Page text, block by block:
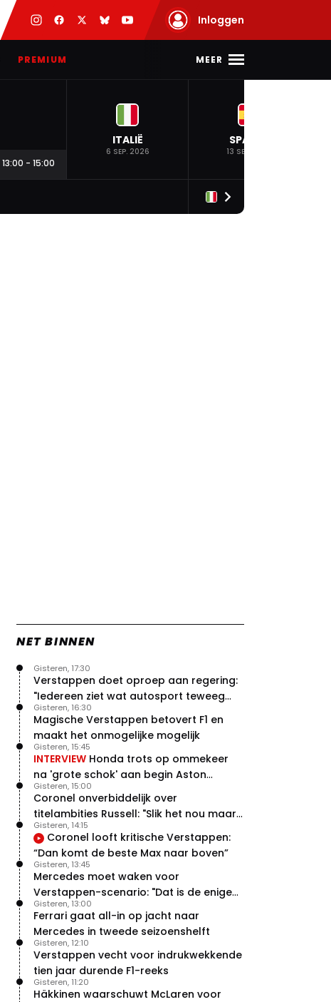
Inloggen
PREMIUM MEER
13:00 - 15:00
ITALIË
6 SEP. 2026
SPANJE
13 SEP. 2026
NET BINNEN
Verstappen doet oproep aan regering:
"Iedereen ziet wat autosport teweeg
brengt"
Gisteren, 17:30
Magische Verstappen betovert F1 en
maakt het onmogelijke mogelijk
Gisteren, 16:30
INTERVIEW Honda trots op ommekeer
na 'grote schok' aan begin Aston
Martin-avontuur
Gisteren, 15:45
Coronel onverbiddelijk over
titelambities Russell: "Slik het nou maar
gewoon"
Gisteren, 15:00
Coronel looft kritische Verstappen:
“Dan komt de beste Max naar boven”
Gisteren, 14:15
Mercedes moet waken voor
Verstappen-scenario: "Dat is de enige
manier"
Gisteren, 13:45
Ferrari gaat all-in op jacht naar
Mercedes in tweede seizoenshelft
Gisteren, 13:00
Verstappen vecht voor indrukwekkende
tien jaar durende F1-reeks
Gisteren, 12:10
Häkkinen waarschuwt McLaren voor
Gisteren, 11:20